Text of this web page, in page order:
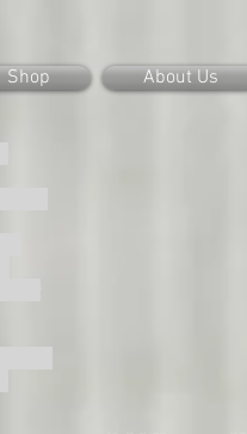
Shop About Us